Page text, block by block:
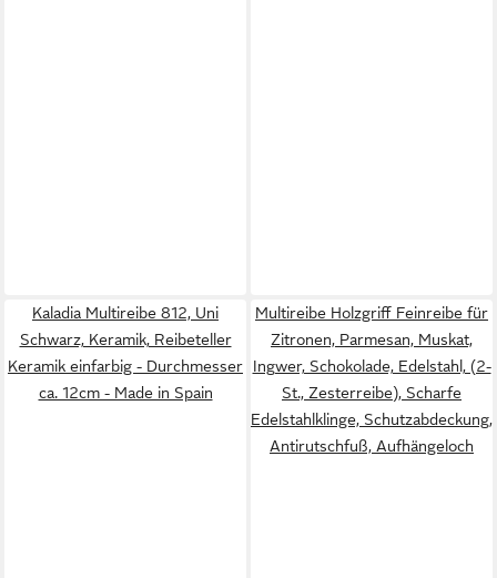
Kaladia Multireibe 812, Uni
Schwarz, Keramik, Reibeteller
Keramik einfarbig - Durchmesser
ca. 12cm - Made in Spain
Multireibe Holzgriff Feinreibe für
Zitronen, Parmesan, Muskat,
Ingwer, Schokolade, Edelstahl, (2-
St., Zesterreibe), Scharfe
Edelstahlklinge, Schutzabdeckung,
Antirutschfuß, Aufhängeloch